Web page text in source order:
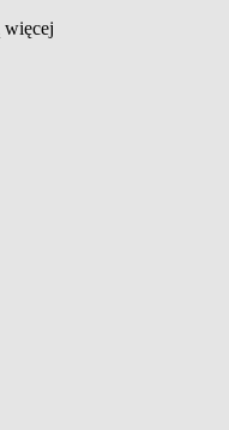
więcej